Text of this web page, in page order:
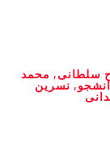
سلطانی, محمد
, نسرین